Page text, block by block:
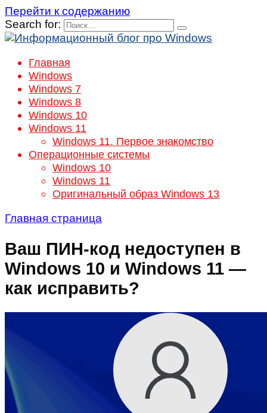
Перейти к содержанию
Search for:
Главная
Windows
Windows 7
Windows 8
Windows 10
Windows 11
Windows 11. Первое знакомство
Операционные системы
Windows 10
Windows 11
Оригинальный образ Windows 13
Главная страница
Ваш ПИН-код недоступен в
Windows 10 и Windows 11 —
как исправить?